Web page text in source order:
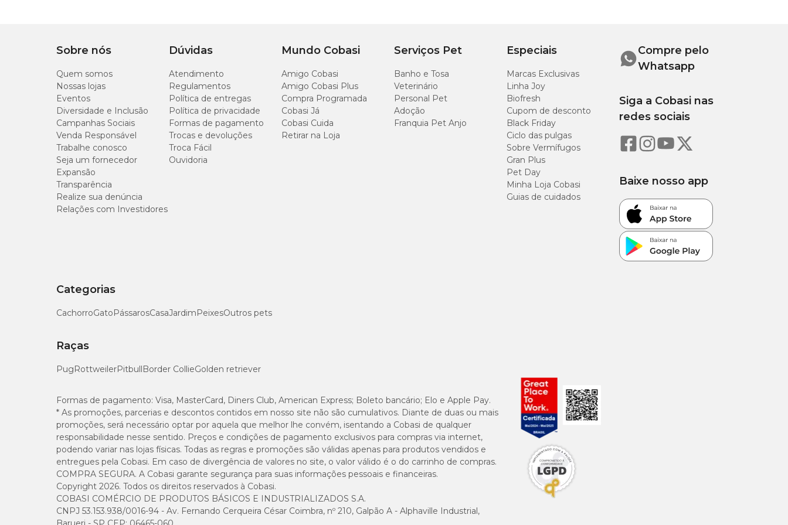
Pelúcia e Catnip.
Onde comprar Brinquedo Pelúcia Mini Zoo Crocodilo com Catnip Tex Pets Verde?
Você encontra o Brinquedo Pelúcia Mini Zoo Crocodilo com Catnip Tex Pets Verde com preçoespecial aqui na Cobasi. Peça pelo site, app ou visite
uma de nossas lojas físicas e proporcione ao seu gato momentos de alegria e estímulo com esse brinquedo encantador!
Sobre nós
Quem somos
Nossas lojas
Eventos
Diversidade e Inclusão
Campanhas Sociais
Venda Responsável
Trabalhe conosco
Seja um fornecedor
Expansão
Transparência
Realize sua denúncia
Relações com Investidores
Dúvidas
Atendimento
Regulamentos
Política de entregas
Política de privacidade
Formas de pagamento
Trocas e devoluções
Troca Fácil
Ouvidoria
Mundo Cobasi
Amigo Cobasi
Amigo Cobasi Plus
Compra Programada
Cobasi Já
Cobasi Cuida
Retirar na Loja
Serviços Pet
Banho e Tosa
Veterinário
Personal Pet
Adoção
Franquia Pet Anjo
Especiais
Marcas Exclusivas
Linha Joy
Biofresh
Cupom de desconto
Black Friday
Ciclo das pulgas
Sobre Vermífugos
Gran Plus
Pet Day
Minha Loja Cobasi
Guias de cuidados
Categorias
CachorroGatoPássarosCasaJardimPeixesOutros pets
Raças
PugRottweilerPitbullBorder CollieGolden retriever
Compre pelo
Whatsapp
Siga a Cobasi nas
redes sociais
Baixe nosso app
Formas de pagamento: Visa, MasterCard, Diners Club, American Express; Boleto bancário; Elo e Apple Pay.
* As promoções, parcerias e descontos contidos em nosso site não são cumulativos. Diante de duas ou mais
promoções, será necessário optar por aquela que melhor lhe convém, isentando a Cobasi de qualquer
responsabilidade nesse sentido. Preços e condições de pagamento exclusivos para compras via internet,
podendo variar nas lojas físicas. Todas as regras e promoções são válidas apenas para produtos vendidos e
entregues pela Cobasi. Em caso de divergência de valores no site, o valor válido é o do carrinho de compras.
COMPRA SEGURA. A Cobasi garante segurança para suas informações pessoais e financeiras.
Copyright 2026. Todos os direitos reservados à Cobasi.
COBASI COMÉRCIO DE PRODUTOS BÁSICOS E INDUSTRIALIZADOS S.A.
CNPJ 53.153.938/0016-94 - Av. Fernando Cerqueira César Coimbra, nº 210, Galpão A - Alphaville Industrial,